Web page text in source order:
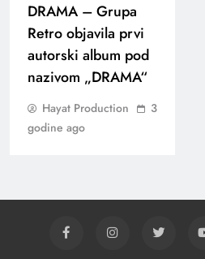
DRAMA – Grupa
Retro objavila prvi
autorski album pod
nazivom „DRAMA“
Hayat Production
3
godine ago